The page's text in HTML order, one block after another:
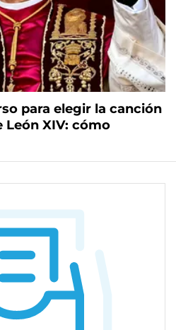
para elegir la canción
León XIV: cómo